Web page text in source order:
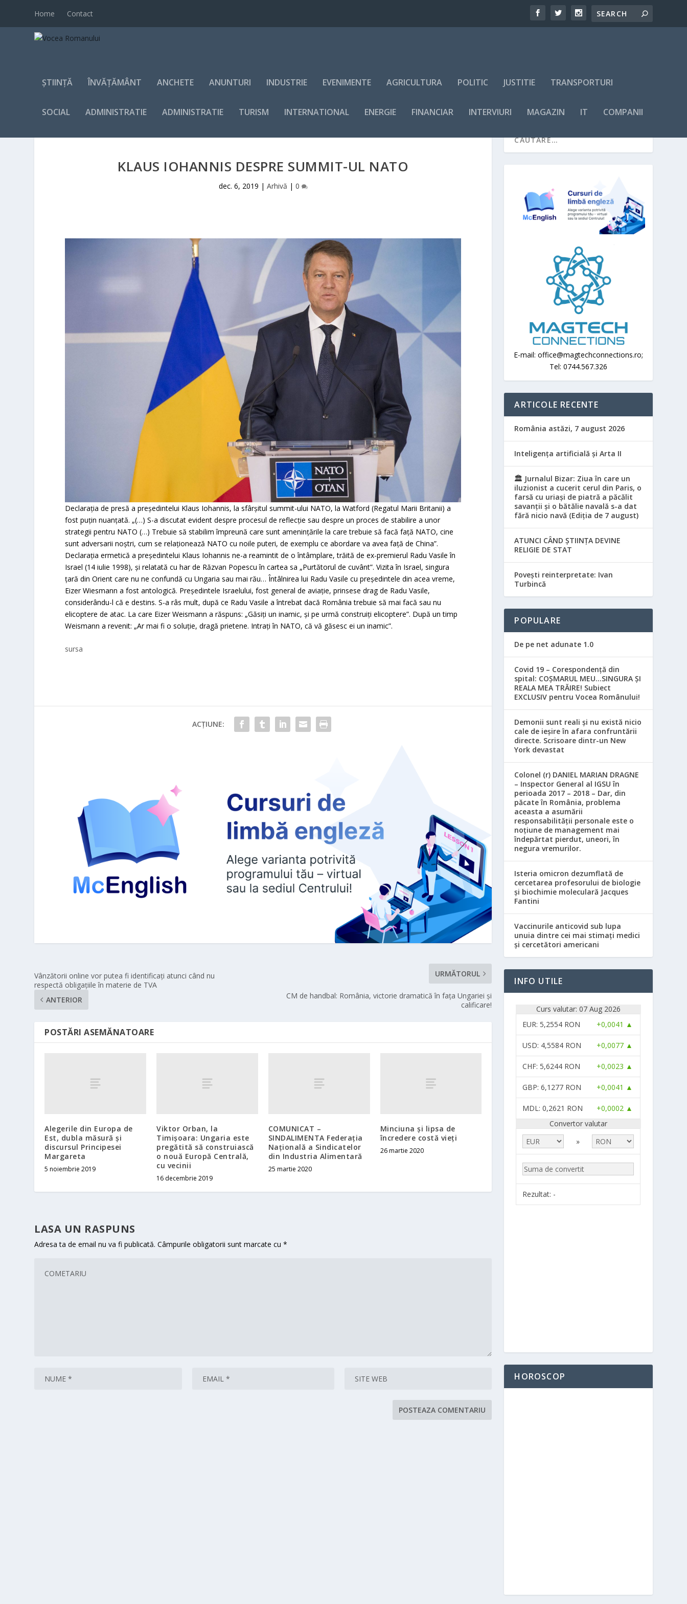
Home Contact
ȘTIINȚĂ ÎNVĂȚĂMÂNT ANCHETE ANUNTURI INDUSTRIE EVENIMENTE AGRICULTURA POLITIC JUSTITIE TRANSPORTURI
SOCIAL ADMINISTRATIE ADMINISTRATIE TURISM INTERNATIONAL ENERGIE FINANCIAR INTERVIURI MAGAZIN IT COMPANII
KLAUS IOHANNIS DESPRE SUMMIT-UL NATO
dec. 6, 2019 | Arhivă | 0
Declaraţia de presă a preşedintelui Klaus Iohannis, la sfârşitul summit-ului NATO, la Watford (Regatul Marii Britanii) a
fost puţin nuanţată. „(…) S-a discutat evident despre procesul de reflecţie sau despre un proces de stabilire a unor
strategii pentru NATO (…) Trebuie să stabilim împreună care sunt ameninţările la care trebuie să facă faţă NATO, cine
sunt adversarii noştri, cum se relaţionează NATO cu noile puteri, de exemplu ce abordare va avea faţă de China”.
Declaraţia ermetică a preşedintelui Klaus Iohannis ne-a reamintit de o întâmplare, trăită de ex-premierul Radu Vasile în
Israel (14 iulie 1998), şi relatată cu har de Răzvan Popescu în cartea sa „Purtătorul de cuvânt”. Vizita în Israel, singura
ţară din Orient care nu ne confundă cu Ungaria sau mai rău… Întâlnirea lui Radu Vasile cu preşedintele din acea vreme,
Eizer Wiesmann a fost antologică. Preşedintele Israelului, fost general de aviaţie, prinsese drag de Radu Vasile,
considerându-l că e destins. S-a râs mult, după ce Radu Vasile a întrebat dacă România trebuie să mai facă sau nu
elicoptere de atac. La care Eizer Weismann a răspuns: „Găsiţi un inamic, şi pe urmă construiţi elicoptere”. După un timp
Weismann a revenit: „Ar mai fi o soluţie, dragă prietene. Intraţi în NATO, că vă găsesc ei un inamic”.
sursa
ACȚIUNE:
Vânzătorii online vor putea fi identificați atunci când nu
respectă obligațiile în materie de TVA
ANTERIOR
URMĂTORUL
CM de handbal: România, victorie dramatică în faţa Ungariei şi
calificare!
POSTĂRI ASEMĂNATOARE
Alegerile din Europa de
Est, dubla măsură și
discursul Principesei
Margareta
5 noiembrie 2019
Viktor Orban, la
Timişoara: Ungaria este
pregătită să construiască
o nouă Europă Centrală,
cu vecinii
16 decembrie 2019
COMUNICAT –
SINDALIMENTA Federaţia
Naţională a Sindicatelor
din Industria Alimentară
25 martie 2020
Minciuna și lipsa de
încredere costă vieți
26 martie 2020
LASA UN RASPUNS
Adresa ta de email nu va fi publicată. Câmpurile obligatorii sunt marcate cu*
E-mail: office@magtechconnections.ro;
Tel: 0744.567.326
ARTICOLE RECENTE
România astăzi, 7 august 2026
Inteligența artificială și Arta II
🏛️ Jurnalul Bizar: Ziua în care un
iluzionist a cucerit cerul din Paris, o
farsă cu uriași de piatră a păcălit
savanții și o bătălie navală s-a dat
fără nicio navă (Ediția de 7 august)
ATUNCI CÂND ȘTIINȚA DEVINE
RELIGIE DE STAT
Povești reinterpretate: Ivan
Turbincă
POPULARE
De pe net adunate 1.0
Covid 19 – Corespondență din
spital: COȘMARUL MEU…SINGURA ȘI
REALA MEA TRĂIRE! Subiect
EXCLUSIV pentru Vocea Românului!
Demonii sunt reali și nu există nicio
cale de ieșire în afara confruntării
directe. Scrisoare dintr-un New
York devastat
Colonel (r) DANIEL MARIAN DRAGNE
– Inspector General al IGSU în
perioada 2017 – 2018 – Dar, din
păcate în România, problema
aceasta a asumării
responsabilităţii personale este o
noţiune de management mai
îndepărtat pierdut, uneori, în
negura vremurilor.
Isteria omicron dezumflată de
cercetarea profesorului de biologie
și biochimie moleculară Jacques
Fantini
Vaccinurile anticovid sub lupa
unuia dintre cei mai stimați medici
și cercetători americani
INFO UTILE
Curs valutar: 07 Aug 2026
EUR: 5,2554 RON +0,0041 ▲
USD: 4,5584 RON +0,0077 ▲
CHF: 5,6244 RON +0,0023 ▲
GBP: 6,1277 RON +0,0041 ▲
MDL : 0,2621 RON
+0,0002 ▲
Convertor valutar
»
Rezultat: -
HOROSCOP